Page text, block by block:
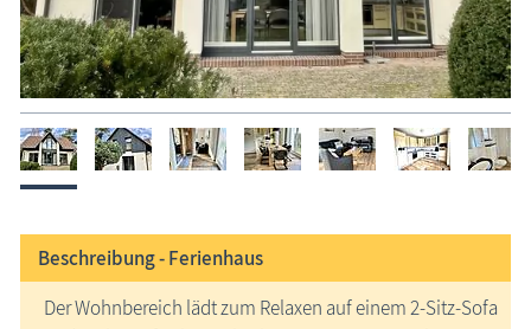
Beschreibung -Ferienhaus
Der Wohnbereich lädt zum Relaxen auf einem 2-Sitz-Sofa